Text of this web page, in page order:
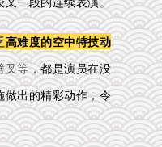
高难度的空中特技动
叉等，都是演员在没
做出的精彩动作，令